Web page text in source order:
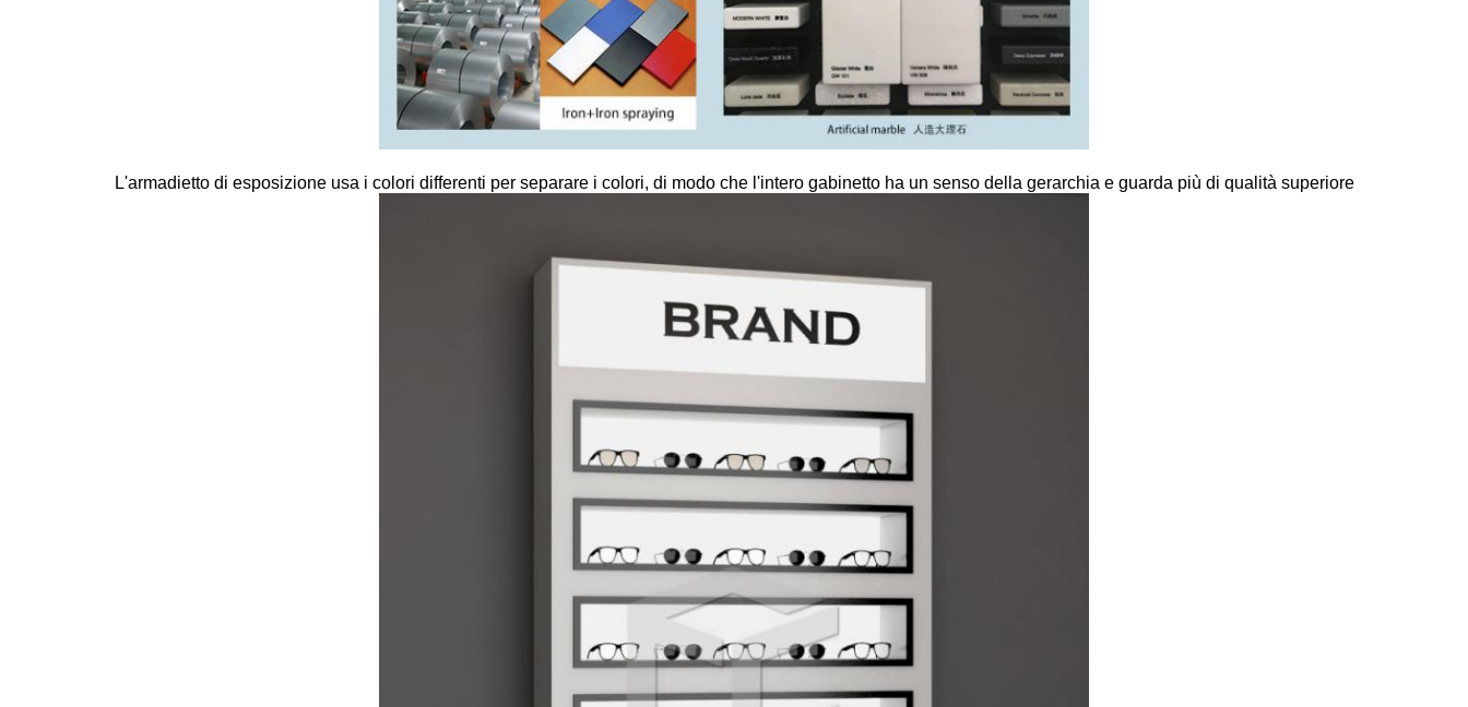
L'armadietto di esposizione usa i colori differenti per separare i colori, di modo che l'intero gabinetto ha un senso della gerarchia e guarda più di qualità superiore